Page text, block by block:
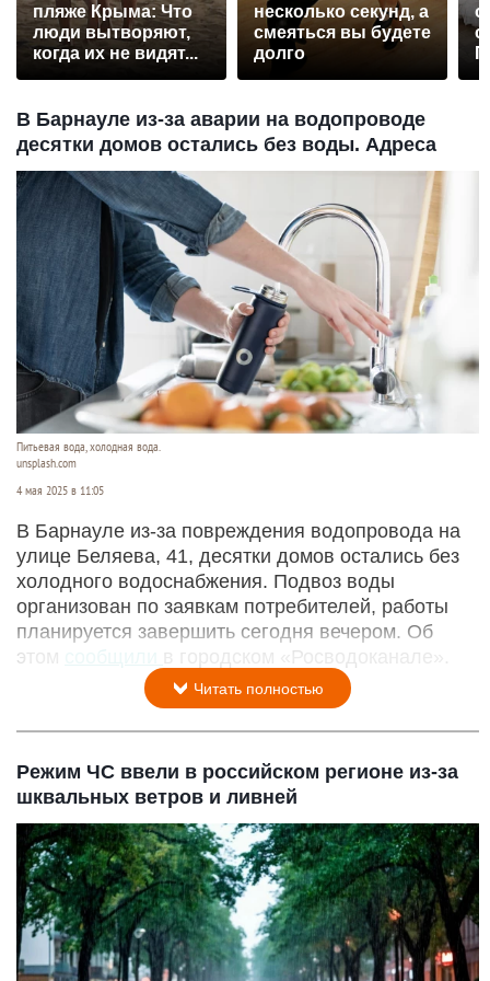
пляже Крыма: Что
люди вытворяют,
когда их не видят...
несколько секунд, а
смеяться вы будете
долго
В Барнауле из-за аварии на водопроводе
десятки домов остались без воды. Адреса
Питьевая вода, холодная вода.
unsplash.com
4 мая 2025 в 11:05
В Барнауле из-за повреждения водопровода на
улице Беляева, 41, десятки домов остались без
холодного водоснабжения. Подвоз воды
организован по заявкам потребителей, работы
планируется завершить сегодня вечером. Об
этом
сообщили в городском «Росводоканале».
Читать полностью
Режим ЧС ввели в российском регионе из-за
шквальных ветров и ливней